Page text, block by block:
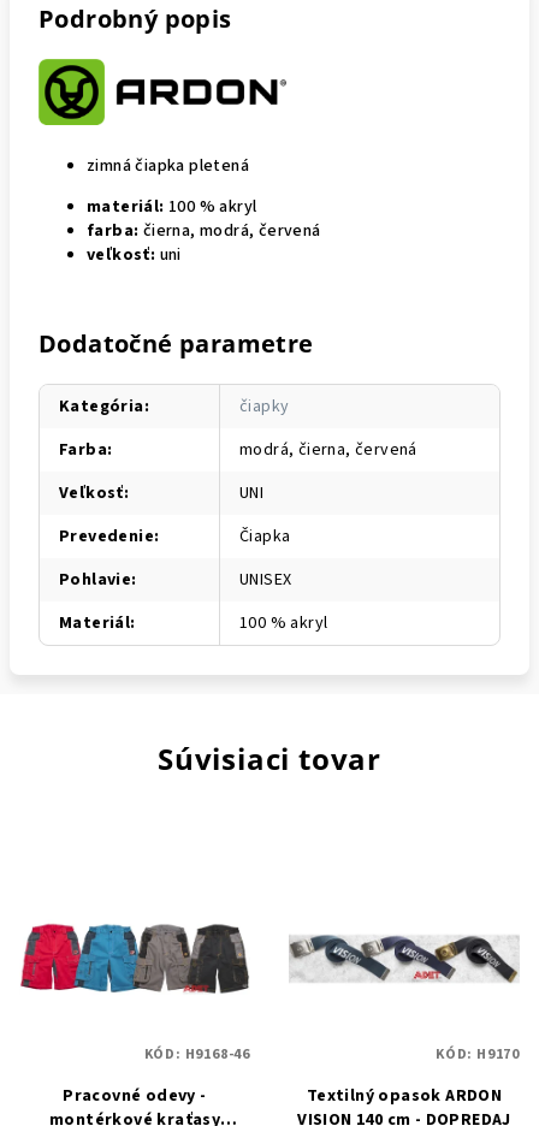
Podrobný popis
zimná čiapka pletená
materiál: 100 % akryl
farba: čierna, modrá, červená
veľkosť: uni
Dodatočné parametre
Kategória:
čiapky
Farba:
modrá, čierna, červená
Veľkosť:
UNI
Prevedenie:
Čiapka
Pohlavie:
UNISEX
Materiál: 100 % akryl
Súvisiaci tovar
Pracovné odevy -
montérkové kraťasy
KÓD: H9168-46
Textilný opasok ARDON
VISION 140 cm - DOPREDAJ
KÓD: H9170